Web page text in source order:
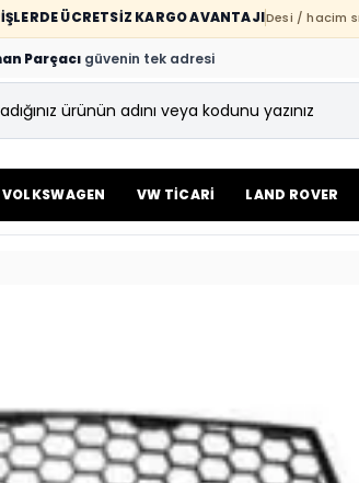
ÜCRETSİZ KARGO AVANTAJIDesi / hacim
Parçacı güvenin tek adresi
VOLKSWAGEN VW TİCARİ LAND ROVER